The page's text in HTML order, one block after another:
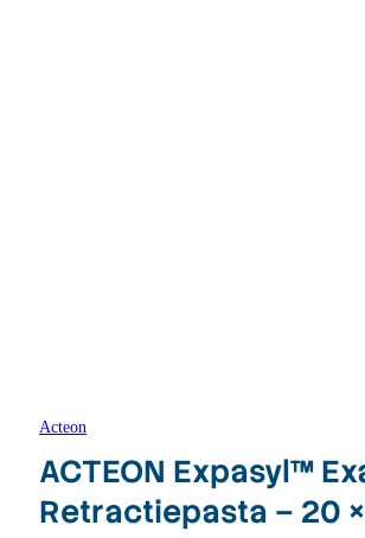
Acteon
ACTEON Expasyl™
Retractiepasta – 20